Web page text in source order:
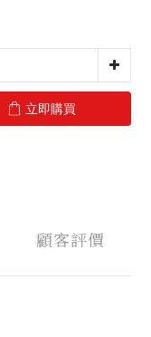
立即購買
顧客評價